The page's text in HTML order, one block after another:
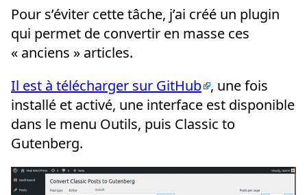
Pour s’éviter cette tâche, j’ai créé un plugin
qui permet de convertir en masse ces
« anciens » articles.
Il est à télécharger sur GitHub , une fois
installé et activé, une interface est disponible
dans le menu Outils, puis Classic to
Gutenberg.